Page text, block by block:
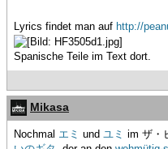
Lyrics findet man auf http://
Spanische Teile im Text dort.
Mikasa
Nochmal エミ und ユミ im ザ・